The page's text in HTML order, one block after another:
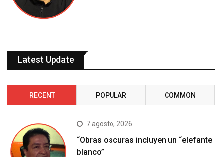
Latest Update
RECENT POPULAR COMMON
7 agosto, 2026
“Obras oscuras incluyen un “elefante
blanco”